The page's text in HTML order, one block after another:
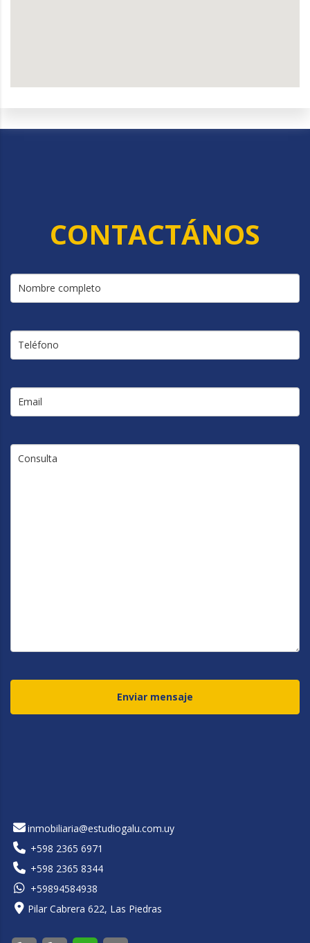
CONTACTÁNOS
Enviar mensaje
inmobiliaria@estudiogalu.com.uy
+598 2365 6971
+598 2365 8344
+59894584938
Pilar Cabrera 622, Las Piedras